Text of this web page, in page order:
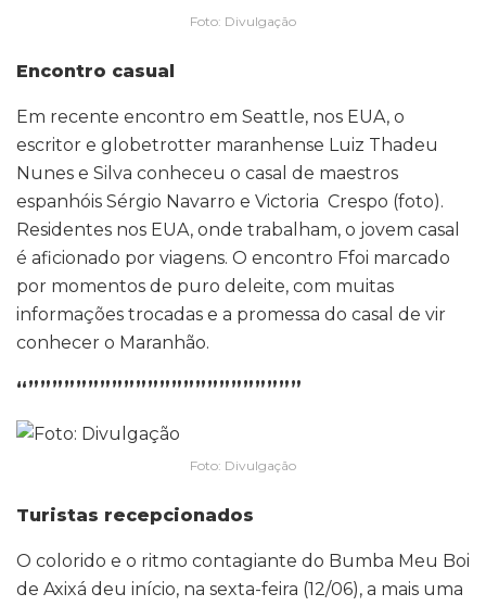
Foto: Divulgação
Encontro casual
Em recente encontro em Seattle, nos EUA, o
escritor e globetrotter maranhense Luiz Thadeu
Nunes e Silva conheceu o casal de maestros
espanhóis Sérgio Navarro e Victoria Crespo (foto).
Residentes nos EUA, onde trabalham, o jovem casal
é aficionado por viagens. O encontro Ffoi marcado
por momentos de puro deleite, com muitas
informações trocadas e a promessa do casal de vir
conhecer o Maranhão.
“”””””””””””””””””””””””
Foto: Divulgação
Turistas recepcionados
O colorido e o ritmo contagiante do Bumba Meu Boi
de Axixá deu início, na sexta-feira (12/06), a mais uma